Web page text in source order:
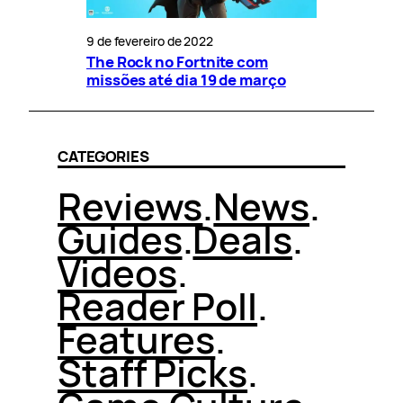
9 de fevereiro de 2022
The Rock no Fortnite com
missões até dia 19 de março
CATEGORIES
Reviews.News.
Guides.Deals.
Videos.
Reader Poll.
Features.
Staff Picks.